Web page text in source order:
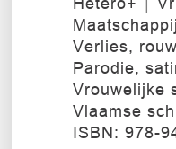
Verlies,
Parodie,
Vrouwelijke
Vlaamse
ISBN: 978-